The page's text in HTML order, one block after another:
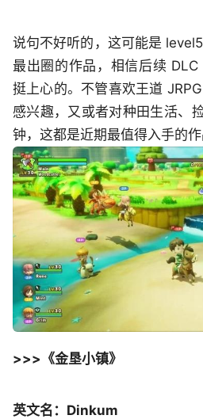
说句不好听的，这可能是
最出圈的作品，相信后续
挺上心的。不管喜欢王道
感兴趣，又或者对种田生活、
钟，这都是近期最值得入手的作
>>>《金垦小镇》
英文名：Dinkum